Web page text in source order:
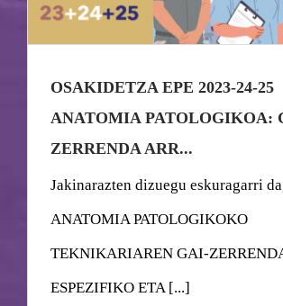
OSAKIDETZA EPE 2023-24-25
ANATOMIA PATOLOGIKOA:
ZERRENDA ARR...
Jakinarazten dizuegu eskuragarri
ANATOMIA PATOLOGIKOKO
TEKNIKARIAREN GAI-
ESPEZIFIKO ETA [...]